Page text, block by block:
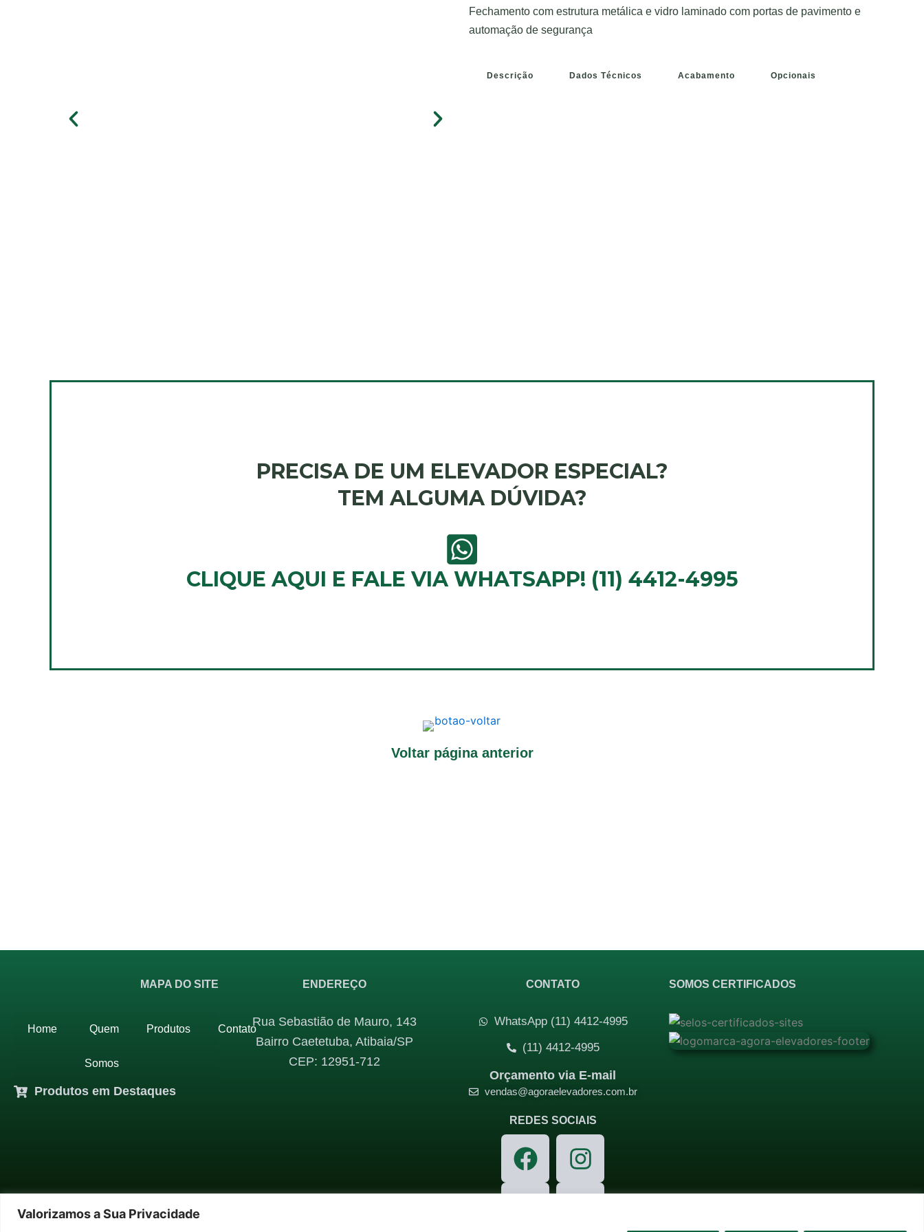
Valorizamos a Sua Privacidade
Fechamento com estrutura metálica e vidro laminado com portas de pavimento e
automação de segurança
Descrição Dados Técnicos Acabamento Opcionais
PRECISA DE UM ELEVADOR ESPECIAL?
TEM ALGUMA DÚVIDA?
CLIQUE AQUI E FALE VIA WHATSAPP! (11) 4412-4995
Voltar página anterior
MAPA DO SITE
Home Quem
Somos
Produtos Contato
Produtos em Destaques
ENDEREÇO
Rua Sebastião de Mauro, 143
Bairro Caetetuba, Atibaia/SP
CEP: 12951-712
CONTATO
WhatsApp (11) 4412-4995
(11) 4412-4995
Orçamento via E-mail
vendas@agoraelevadores.com.br
REDES SOCIAIS
F
a
c
I
n
s
Y
T
SOMOS CERTIFICADOS